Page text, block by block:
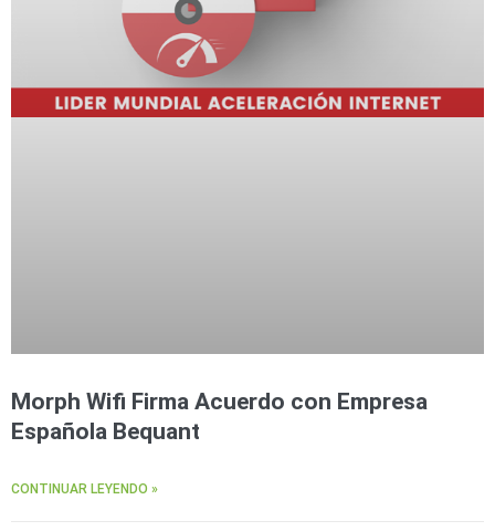
Morph Wifi Firma Acuerdo con Empresa
Española Bequant
CONTINUAR LEYENDO »